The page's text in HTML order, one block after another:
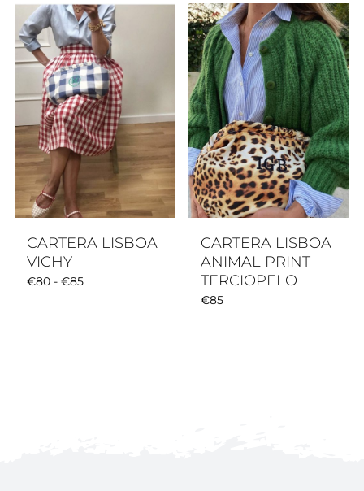
CARTERA LISBOA
VICHY
€80 - €85Rango
CARTERA LISBOA
ANIMAL PRINT
TERCIOPELO
€85